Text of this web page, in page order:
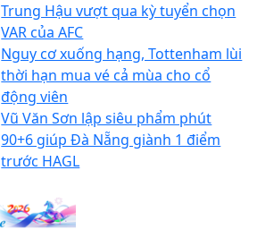
Trung Hậu vượt qua kỳ tuyển chọn
VAR của AFC
Nguy cơ xuống hạng, Tottenham lùi
thời hạn mua vé cả mùa cho cổ
động viên
Vũ Văn Sơn lập siêu phẩm phút
90+6 giúp Đà Nẵng giành 1 điểm
trước HAGL